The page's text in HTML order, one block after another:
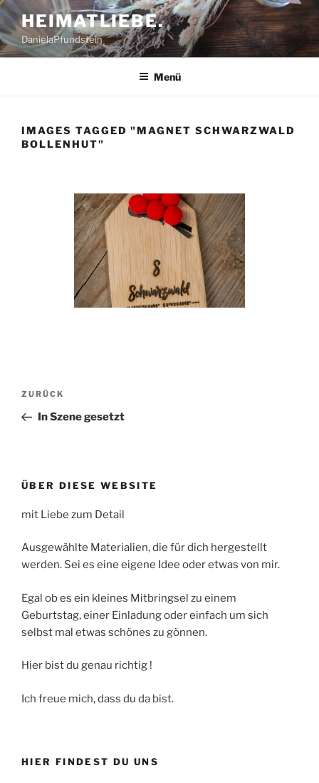
Zum
Inhalt
springen
HEIMATLIEBE.
DanielaPfundstein
Menü
IMAGES TAGGED "MAGNET SCHWARZWALD
BOLLENHUT"
Beitragsnavigation
Vorheriger
Beitrag
ZURÜCK
In Szene gesetzt
ÜBER DIESE WEBSITE
mit Liebe zum Detail
Ausgewählte Materialien, die für dich hergestellt
werden. Sei es eine eigene Idee oder etwas von mir.
Egal ob es ein kleines Mitbringsel zu einem
Geburtstag, einer Einladung oder einfach um sich
selbst mal etwas schönes zu gönnen.
Hier bist du genau richtig !
Ich freue mich, dass du da bist.
HIER FINDEST DU UNS